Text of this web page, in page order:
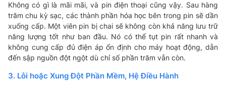
Không có gì là mãi mãi, và pin điện thoại cũng vậy. Sau hàng
trăm chu kỳ sạc, các thành phần hóa học bên trong pin sẽ dần
xuống cấp. Một viên pin bị chai sẽ không còn khả năng lưu trữ
năng lượng tốt như ban đầu. Nó có thể tụt pin rất nhanh và
không cung cấp đủ điện áp ổn định cho máy hoạt động, dẫn
đến sập nguồn đột ngột dù chỉ số phần trăm vẫn còn.
3. Lỗi hoặc Xung Đột Phần Mềm, Hệ Điều Hành